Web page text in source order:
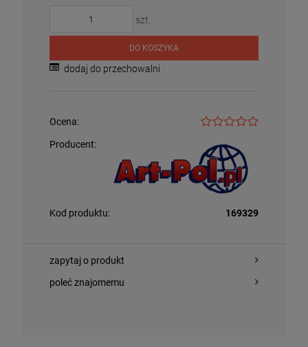
szt.
DO KOSZYKA
dodaj do przechowalni
Ocena:
Producent:
Kod produktu: 169329
zapytaj o produkt
poleć znajomemu